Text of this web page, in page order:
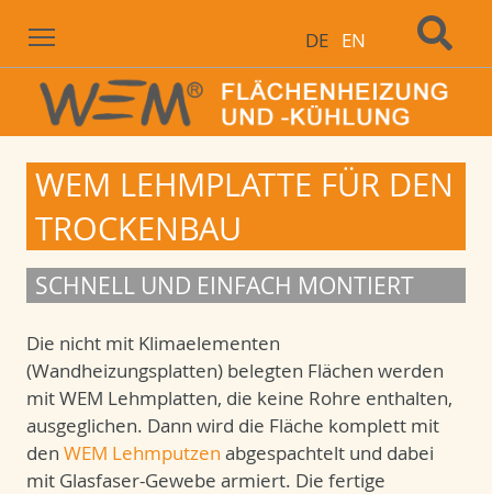
DE EN
WEM LEHMPLATTE FÜR DEN
TROCKENBAU
SCHNELL UND EINFACH MONTIERT
Die nicht mit Klimaelementen
(Wandheizungsplatten) belegten Flächen werden
mit WEM Lehmplatten, die keine Rohre enthalten,
ausgeglichen. Dann wird die Fläche komplett mit
den WEM Lehmputzen abgespachtelt und dabei
mit Glasfaser-Gewebe armiert. Die fertige